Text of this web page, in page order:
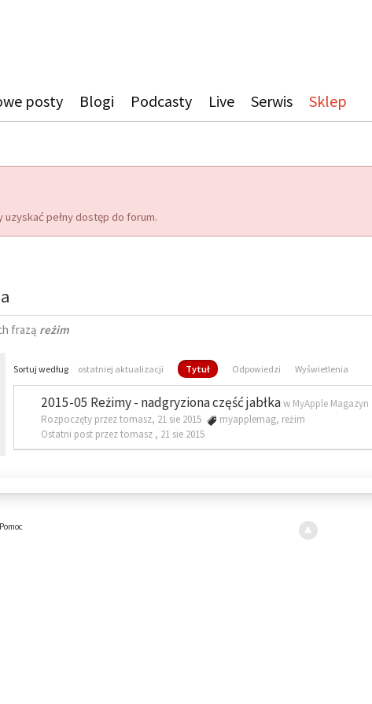
posty Blogi Podcasty Live Serwis Sklep
uzyskać pełny dostęp do forum.
frazą reżim
Sortuj według ostatniej aktualizacji Tytuł Odpowiedzi Wyświetlenia
2015-05 Reżimy - nadgryziona część jabłkaw MyApple Magazyn
Rozpoczęty przez tomasz, 21 sie 2015
myapplemag, reżim
Ostatni post przez tomasz , 21 sie 2015
Pomoc